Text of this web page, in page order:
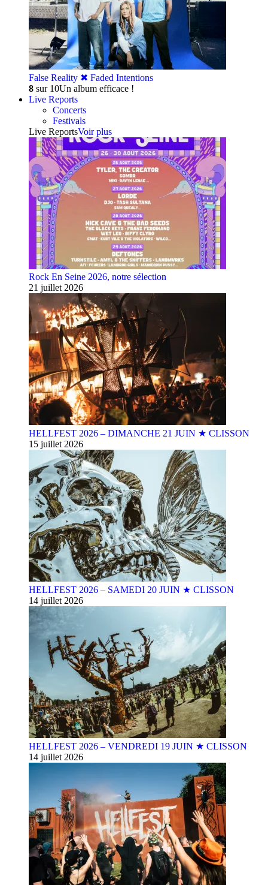
False Reality ✖︎ Faded Intentions
8 sur 10Un album efficace !
Live Reports
Concerts
Festivals
Live ReportsVoir plus
Rock En Seine 2026, notre sélection
21 juillet 2026
HELLFEST 2026 – DIMANCHE 21 JUIN ★ CLISSON
15 juillet 2026
HELLFEST 2026 – SAMEDI 20 JUIN ★ CLISSON
14 juillet 2026
HELLFEST 2026 – VENDREDI 19 JUIN ★ CLISSON
14 juillet 2026